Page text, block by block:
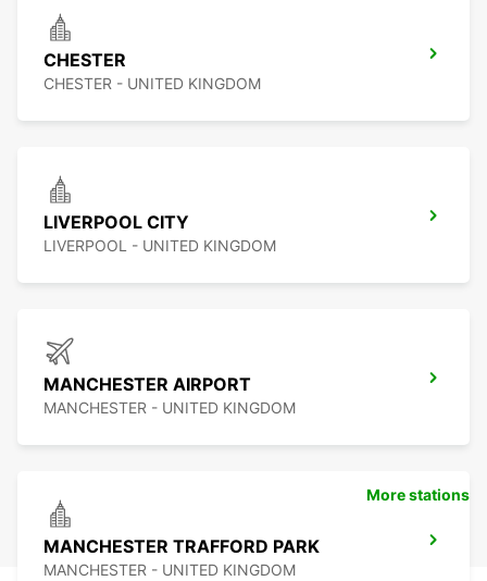
CHESTER
CHESTER - UNITED KINGDOM
LIVERPOOL CITY
LIVERPOOL - UNITED KINGDOM
MANCHESTER AIRPORT
MANCHESTER - UNITED KINGDOM
MANCHESTER TRAFFORD PARK
MANCHESTER - UNITED KINGDOM
More stations